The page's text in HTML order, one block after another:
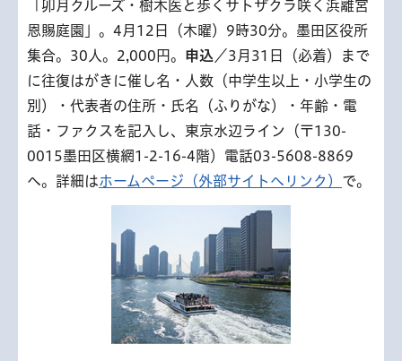
「卯月クルーズ・樹木医と歩くサトザクラ咲く浜離宮
恩賜庭園」。4月12日（木曜）9時30分。墨田区役所
集合。30人。2,000円。
申込 ／3月31日（必着）まで
に往復はがきに催し名・人数（中学生以上・小学生の
別）・代表者の住所・氏名（ふりがな）・年齢・電
話・ファクスを記入し、東京水辺ライン（〒130-
0015墨田区横網1-2-16-4階）電話03-5608-8869
へ。詳細はホームページ（外部サイトへリンク） で。